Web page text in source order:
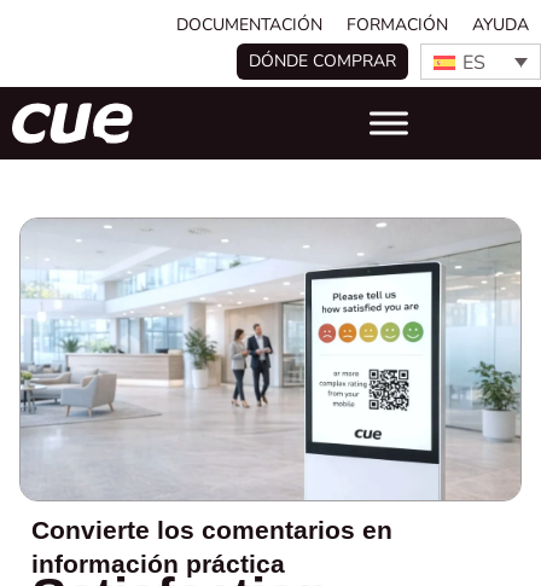
DOCUMENTACIÓN FORMACIÓN
AYUDA
DÓNDE COMPRAR
ES
Convierte los comentarios en
información práctica